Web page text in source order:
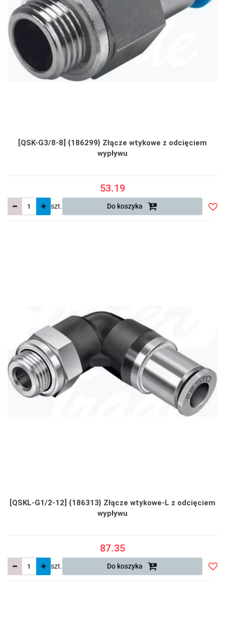
[QSK-G3/8-8] {186299} Złącze wtykowe z odcięciem
wypływu
53.19
szt. Do koszyka
[QSKL-G1/2-12] {186313} Złącze wtykowe-L z odcięciem
wypływu
87.35
szt. Do koszyka